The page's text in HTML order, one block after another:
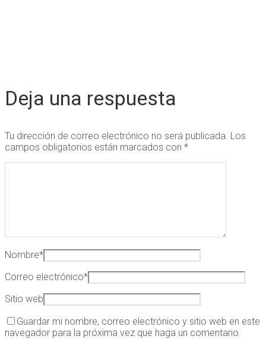
Deja una respuesta
Tu dirección de correo electrónico no será publicada. Los
campos obligatorios están marcados con *
Nombre*
Correo electrónico*
Sitio web
Guardar mi nombre, correo electrónico y sitio web en este
navegador para la próxima vez que haga un comentario.